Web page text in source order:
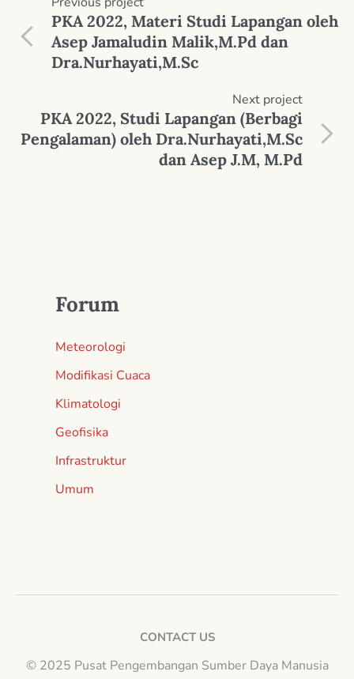
PKA 2022, Materi Studi Lapangan oleh
Asep Jamaludin Malik,M.Pd dan
Dra.Nurhayati,M.Sc
Next project
PKA 2022, Studi Lapangan (Berbagi
Pengalaman) oleh Dra.Nurhayati,M.Sc
dan Asep J.M, M.Pd
Forum
Meteorologi
Modifikasi Cuaca
Klimatologi
Geofisika
Infrastruktur
Umum
CONTACT US
© 2025 Pusat Pengembangan Sumber Daya Manusia